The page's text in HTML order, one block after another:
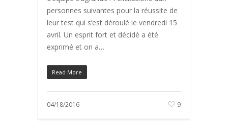
personnes suivantes pour la réussite de
leur test qui s’est déroulé le vendredi 15
avril. Un esprit fort et décidé a été
exprimé et on a…
Read More
04/18/2016 9